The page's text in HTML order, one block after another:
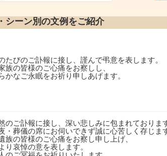
シーン別の文例をご紹介
たびのご訃報に接し、謹んで弔意を表します。
族の皆様のご心痛をお察しし、
かなご永眠をお祈り申しあげます。
のご訃報に接し、深い悲しみに包まれておりま
・葬儀の席にお伺いできず誠に心苦しく存じま
族の皆様のご心痛をお察し申し上げ、
り哀悼の意を表します。